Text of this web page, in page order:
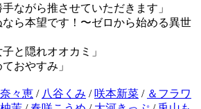
手ながら推させていただきます」
ら本望です！〜ゼロから始める異世
子と隠れオオカミ」
おやすみ」
々恵 / 八谷くみ / 咲本新菜 / ＆フラワ